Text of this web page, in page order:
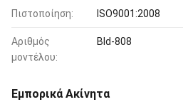
Πιστοποίηση: ISO9001:2008
Αριθμός
μοντέλου:
Bld-808
Εμπορικά Ακίνητα